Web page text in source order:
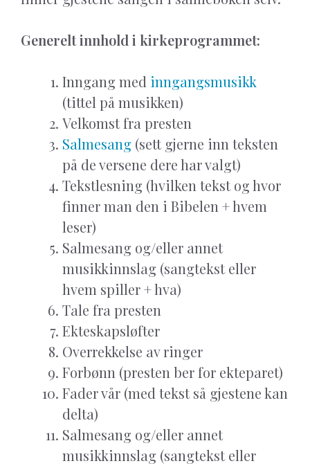
Generelt innhold i kirkeprogrammet:
Inngang med inngangsmusikk
(tittel på musikken)
Velkomst fra presten
Salmesang (sett gjerne inn teksten
på de versene dere har valgt)
Tekstlesning (hvilken tekst og hvor
finner man den i Bibelen + hvem
leser)
Salmesang og/eller annet
musikkinnslag (sangtekst eller
hvem spiller + hva)
Tale fra presten
Ekteskapsløfter
Overrekkelse av ringer
Forbønn (presten ber for ekteparet)
Fader vår (med tekst så gjestene kan
delta)
Salmesang og/eller annet
musikkinnslag (sangtekst eller